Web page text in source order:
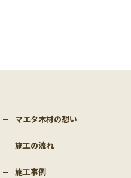
マエタ木材の想い
施工の流れ
施工事例